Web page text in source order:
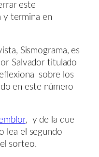
este
y termina en
Sismograma, es
Salvador titulado
sobre los
en este número
, y de la que
lea el segundo
sorteo.